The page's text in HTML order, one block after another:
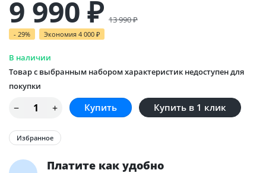
9 990 ₽ 13 990₽
- 29% Экономия 4 000 ₽
В наличии
Товар с выбранным набором характеристик недоступен для
покупки
Купить в 1 клик
Избранное
Платите как удобно